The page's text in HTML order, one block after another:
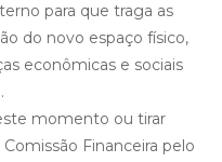
para que traga as
do novo espaço físico,
econômicas e sociais
momento ou tirar
Financeira pelo